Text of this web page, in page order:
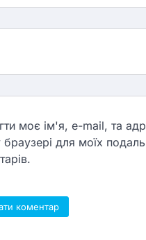
моє ім'я, e-mail, та
для моїх